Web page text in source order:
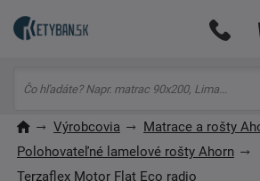
Výrobcovia
Matrace a rošty
Polohovateľné lamelové rošty Ahorn
Terzaflex Motor Flat Eco radio